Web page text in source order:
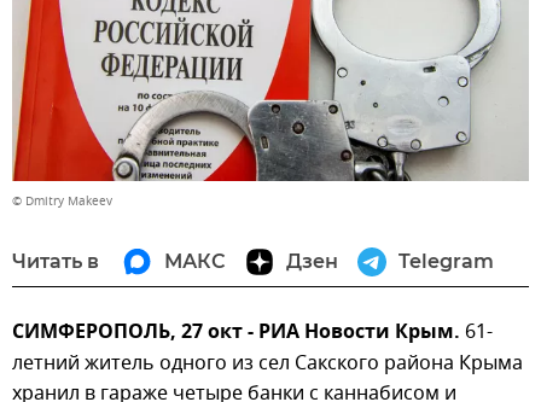
© Dmitry Makeev
Читать в МАКС Дзен Telegram
СИМФЕРОПОЛЬ, 27 окт - РИА Новости Крым. 61-
летний житель одного из сел Сакского района Крыма
хранил в гараже четыре банки с каннабисом и